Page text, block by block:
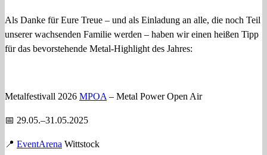
Als Danke für Eure Treue – und als Einladung an alle, die noch Teil
unserer wachsenden Familie werden – haben wir einen heißen Tipp
für das bevorstehende Metal‑Highlight des Jahres:
Metalfestivall 2026 MPOA – Metal Power Open Air
📅 29.05.–31.05.2025
📍 EventArena Wittstock